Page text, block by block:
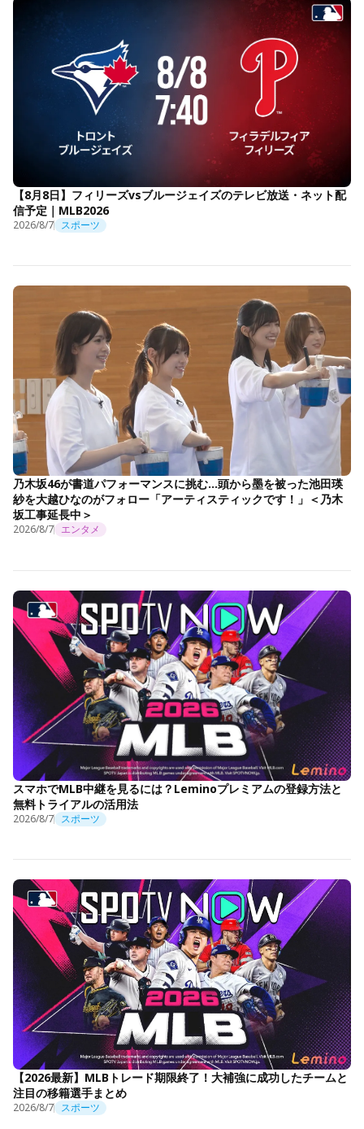
【8月8日】フィリーズvsブルージェイズのテレビ放送・ネット配
信予定｜MLB2026
2026/8/7 スポーツ
乃木坂46が書道パフォーマンスに挑む…頭から墨を被った池田瑛
紗を大越ひなのがフォロー「アーティスティックです！」＜乃木
坂工事延長中＞
2026/8/7 エンタメ
スマホでMLB中継を見るには？Leminoプレミアムの登録方法と
無料トライアルの活用法
2026/8/7 スポーツ
【2026最新】MLBトレード期限終了！大補強に成功したチームと
注目の移籍選手まとめ
2026/8/7 スポーツ